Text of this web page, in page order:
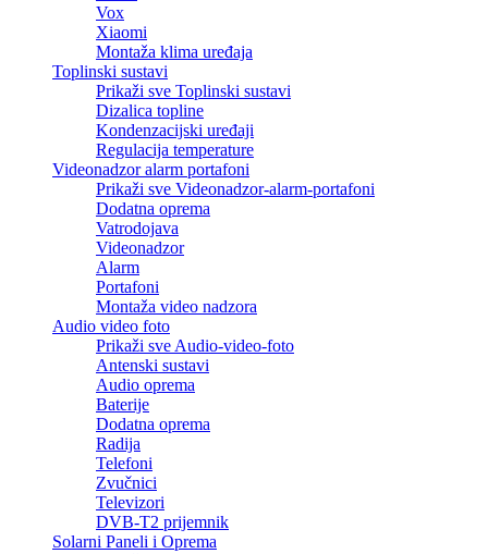
Vox
Xiaomi
Montaža klima uređaja
Toplinski sustavi
Prikaži sve Toplinski sustavi
Dizalica topline
Kondenzacijski uređaji
Regulacija temperature
Videonadzor alarm portafoni
Prikaži sve Videonadzor-alarm-portafoni
Dodatna oprema
Vatrodojava
Videonadzor
Alarm
Portafoni
Montaža video nadzora
Audio video foto
Prikaži sve Audio-video-foto
Antenski sustavi
Audio oprema
Baterije
Dodatna oprema
Radija
Telefoni
Zvučnici
Televizori
DVB-T2 prijemnik
Solarni Paneli i Oprema